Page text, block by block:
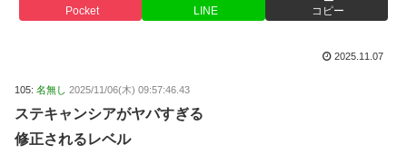
Pocket LINE コピー
2025.11.07
105: 名無し 2025/11/06(木) 09:57:46.43
ステキャンシアがヤバすぎる
修正されるレベル